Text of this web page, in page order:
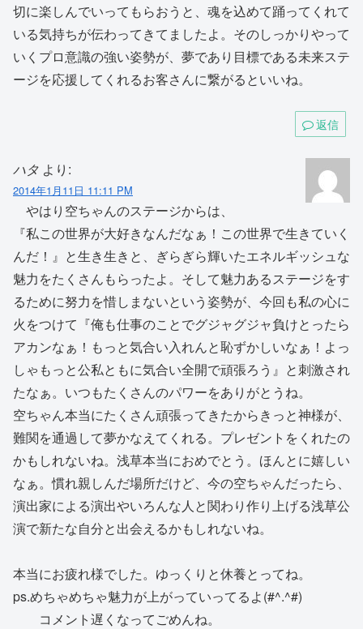
切に楽しんでいってもらおうと、魂を込めて踊ってくれて
いる気持ちが伝わってきてましたよ。そのしっかりやって
いくプロ意識の強い姿勢が、夢であり目標である未来ステ
ージを応援してくれるお客さんに繋がるといいね。
返信
ハタ より:
2014年1月11日 11:11 PM
やはり空ちゃんのステージからは、
『私この世界が大好きなんだなぁ！この世界で生きていく
んだ！』と生き生きと、ぎらぎら輝いたエネルギッシュな
魅力をたくさんもらったよ。そして魅力あるステージをす
るために努力を惜しまないという姿勢が、今回も私の心に
火をつけて『俺も仕事のことでグジャグジャ負けとったら
アカンなぁ！もっと気合い入れんと恥ずかしいなぁ！よっ
しゃもっと公私ともに気合い全開で頑張ろう』と刺激され
たなぁ。いつもたくさんのパワーをありがとうね。
空ちゃん本当にたくさん頑張ってきたからきっと神様が、
難関を通過して夢かなえてくれる。プレゼントをくれたの
かもしれないね。浅草本当におめでとう。ほんとに嬉しい
なぁ。慣れ親しんだ場所だけど、今の空ちゃんだったら、
演出家による演出やいろんな人と関わり作り上げる浅草公
演で新たな自分と出会えるかもしれないね。
本当にお疲れ様でした。ゆっくりと休養とってね。
ps.めちゃめちゃ魅力が上がっていってるよ(#^.^#)
コメント遅くなってごめんね。